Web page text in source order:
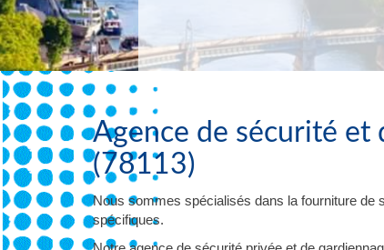
Agence de sécurité et
(78113)
Nous sommes spécialisés dans la fourniture de
spécifiques.